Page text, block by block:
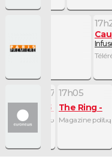
8mn
in Europe
et technique - 10mn
News
Journal - 12mn
17h00
5 minutes
Journal - 5mn
17h05
The Ring
Magazine